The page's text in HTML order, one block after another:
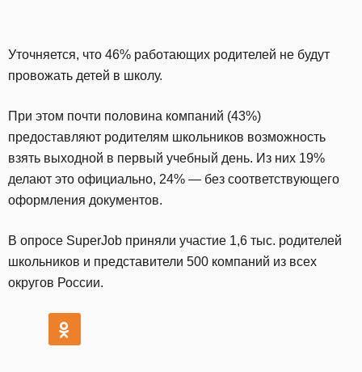
Уточняется, что 46% работающих родителей не будут
провожать детей в школу.
При этом почти половина компаний (43%)
предоставляют родителям школьников возможность
взять выходной в первый учебный день. Из них 19%
делают это официально, 24% — без соответствующего
оформления документов.
В опросе SuperJob приняли участие 1,6 тыс. родителей
школьников и представители 500 компаний из всех
округов России.